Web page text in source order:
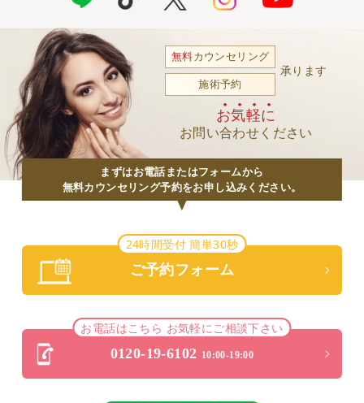
無料カウンセリング
施術予約
承ります
お気軽に
お問い合わせください
まずはお電話またはフォームから
無料カウンセリング予約をお申し込みください。
24時間受付 簡単30秒
ご予約フォーム
お電話はこちら お気軽にご相談下さい
0120-19-6102 10:00-19:00